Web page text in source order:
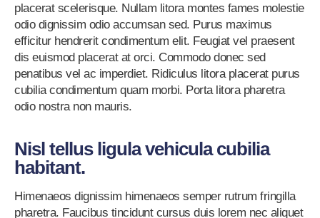
placerat scelerisque. Nullam litora montes fames molestie
odio dignissim odio accumsan sed. Purus maximus
efficitur hendrerit condimentum elit. Feugiat vel praesent
dis euismod placerat at orci. Commodo donec sed
penatibus vel ac imperdiet. Ridiculus litora placerat purus
cubilia condimentum quam morbi. Porta litora pharetra
odio nostra non mauris.
Nisl tellus ligula vehicula cubilia
habitant.
Himenaeos dignissim himenaeos semper rutrum fringilla
pharetra. Faucibus tincidunt cursus duis lorem nec aliquet